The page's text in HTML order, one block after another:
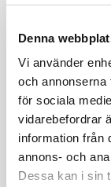
Denna
Vi använder
och annonserna
för sociala
vidarebefordrar
information från
annons- och
Dessa kan i sin
- Garanti: 5